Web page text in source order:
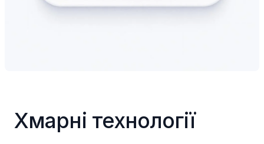
Хмарні технології